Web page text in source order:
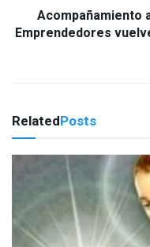
Acompañamiento
Emprendedores
RelatedPosts